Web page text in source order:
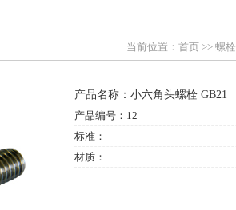
当前位置： 首页 >> 螺栓
产品名称：小六角头螺栓 GB21
产品编号：12
标准：
材质：